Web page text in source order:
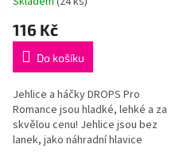
Průměrné
produktu
5,0
5
hvězdiček.
116 Kč
Do košíku
Jehlice a háčky DROPS Pro
Romance jsou hladké, lehké a za
skvělou cenu! Jehlice jsou bez
lanek, jako náhradní hlavice